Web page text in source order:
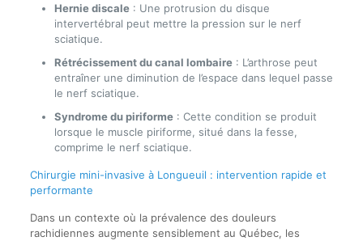
Hernie discale: Une protrusion du disque
intervertébral peut mettre la pression sur le nerf
sciatique.
Rétrécissement du canal lombaire: L’arthrose peut
entraîner une diminution de l’espace dans lequel passe
le nerf sciatique.
Syndrome du piriforme: Cette condition se produit
lorsque le muscle piriforme, situé dans la fesse,
comprime le nerf sciatique.
Chirurgie mini-invasive à Longueuil : intervention rapide et
performante
Dans un contexte où la prévalence des douleurs
rachidiennes augmente sensiblement au Québec, les